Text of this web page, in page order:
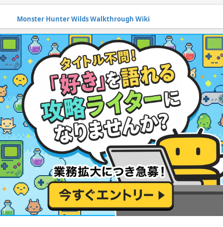
Monster Hunter Wilds Walkthrough Wiki